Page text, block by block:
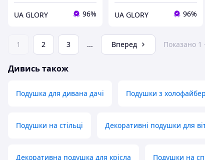
UA GLORY 96% UA GLORY 96%
1 2 3 ... Вперед Показано 1
Дивись також
Подушка для дивана дачі Подушки з
Подушки на стільці Декоративні подушки для
Декоративна подушка для крісла Подушки на